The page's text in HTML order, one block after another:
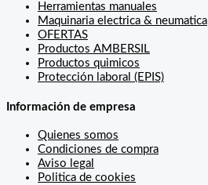
Herramientas manuales
Maquinaria electrica & neumatica
OFERTAS
Productos AMBERSIL
Productos quimicos
Protección laboral (EPIS)
Información de empresa
Quienes somos
Condiciones de compra
Aviso legal
Politica de cookies